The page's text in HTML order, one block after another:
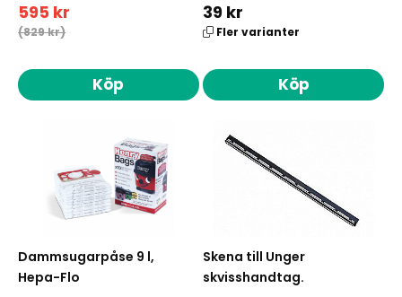
595 kr
(829 kr)
Köp
39 kr
Fler varianter
Köp
Dammsugarpåse 9 l,
Hepa-Flo
Skena till Unger
skvisshandtag.